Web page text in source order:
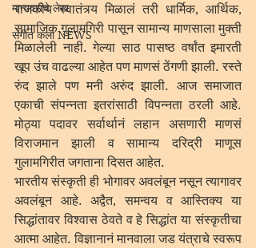
मान्यवरांचे लेख
संगीत कला NEWS
राजकीय स्वातंत्र्य मिळालं तरी धार्मिक, आर्थिक,
सामाजिक गुलामगिरी पासून सामान्य माणसाला मुक्ती
मिळालेली नाही. गेल्या साठ पासष्ठ वर्षांत इमारती
खूप उंच वाढल्या आहेत पण माणसं ठेंगणी झाली. रस्ते
रुंद झाले पण मनी अरुंद झाली. आज समाजात
एकाची संपन्नता इतरांसाठी विपन्नता ठरली आहे.
मोठ्या पदावर सर्वार्थानं लहान असणारी माणसं
विराजमान झाली व सामान्य दरिद्री माणूस
गुलामगिरीत जगताना दिसत आहेत.
भारतीय संस्कृती ही भोगावर अवलंबून नसून त्यागावर
अवलंबून आहे. अद्वैत, समन्वय व आस्तिक्य या
सिद्धांतावर विश्वास ठेवते व हे सिद्धांत या संस्कृतीचा
आत्मा आहेत. विज्ञानानं मानवाला जड यंत्राचे स्वरूप